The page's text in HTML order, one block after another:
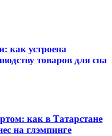
как устроена
товаров для сна
как в Татарстане
на глэмпинге